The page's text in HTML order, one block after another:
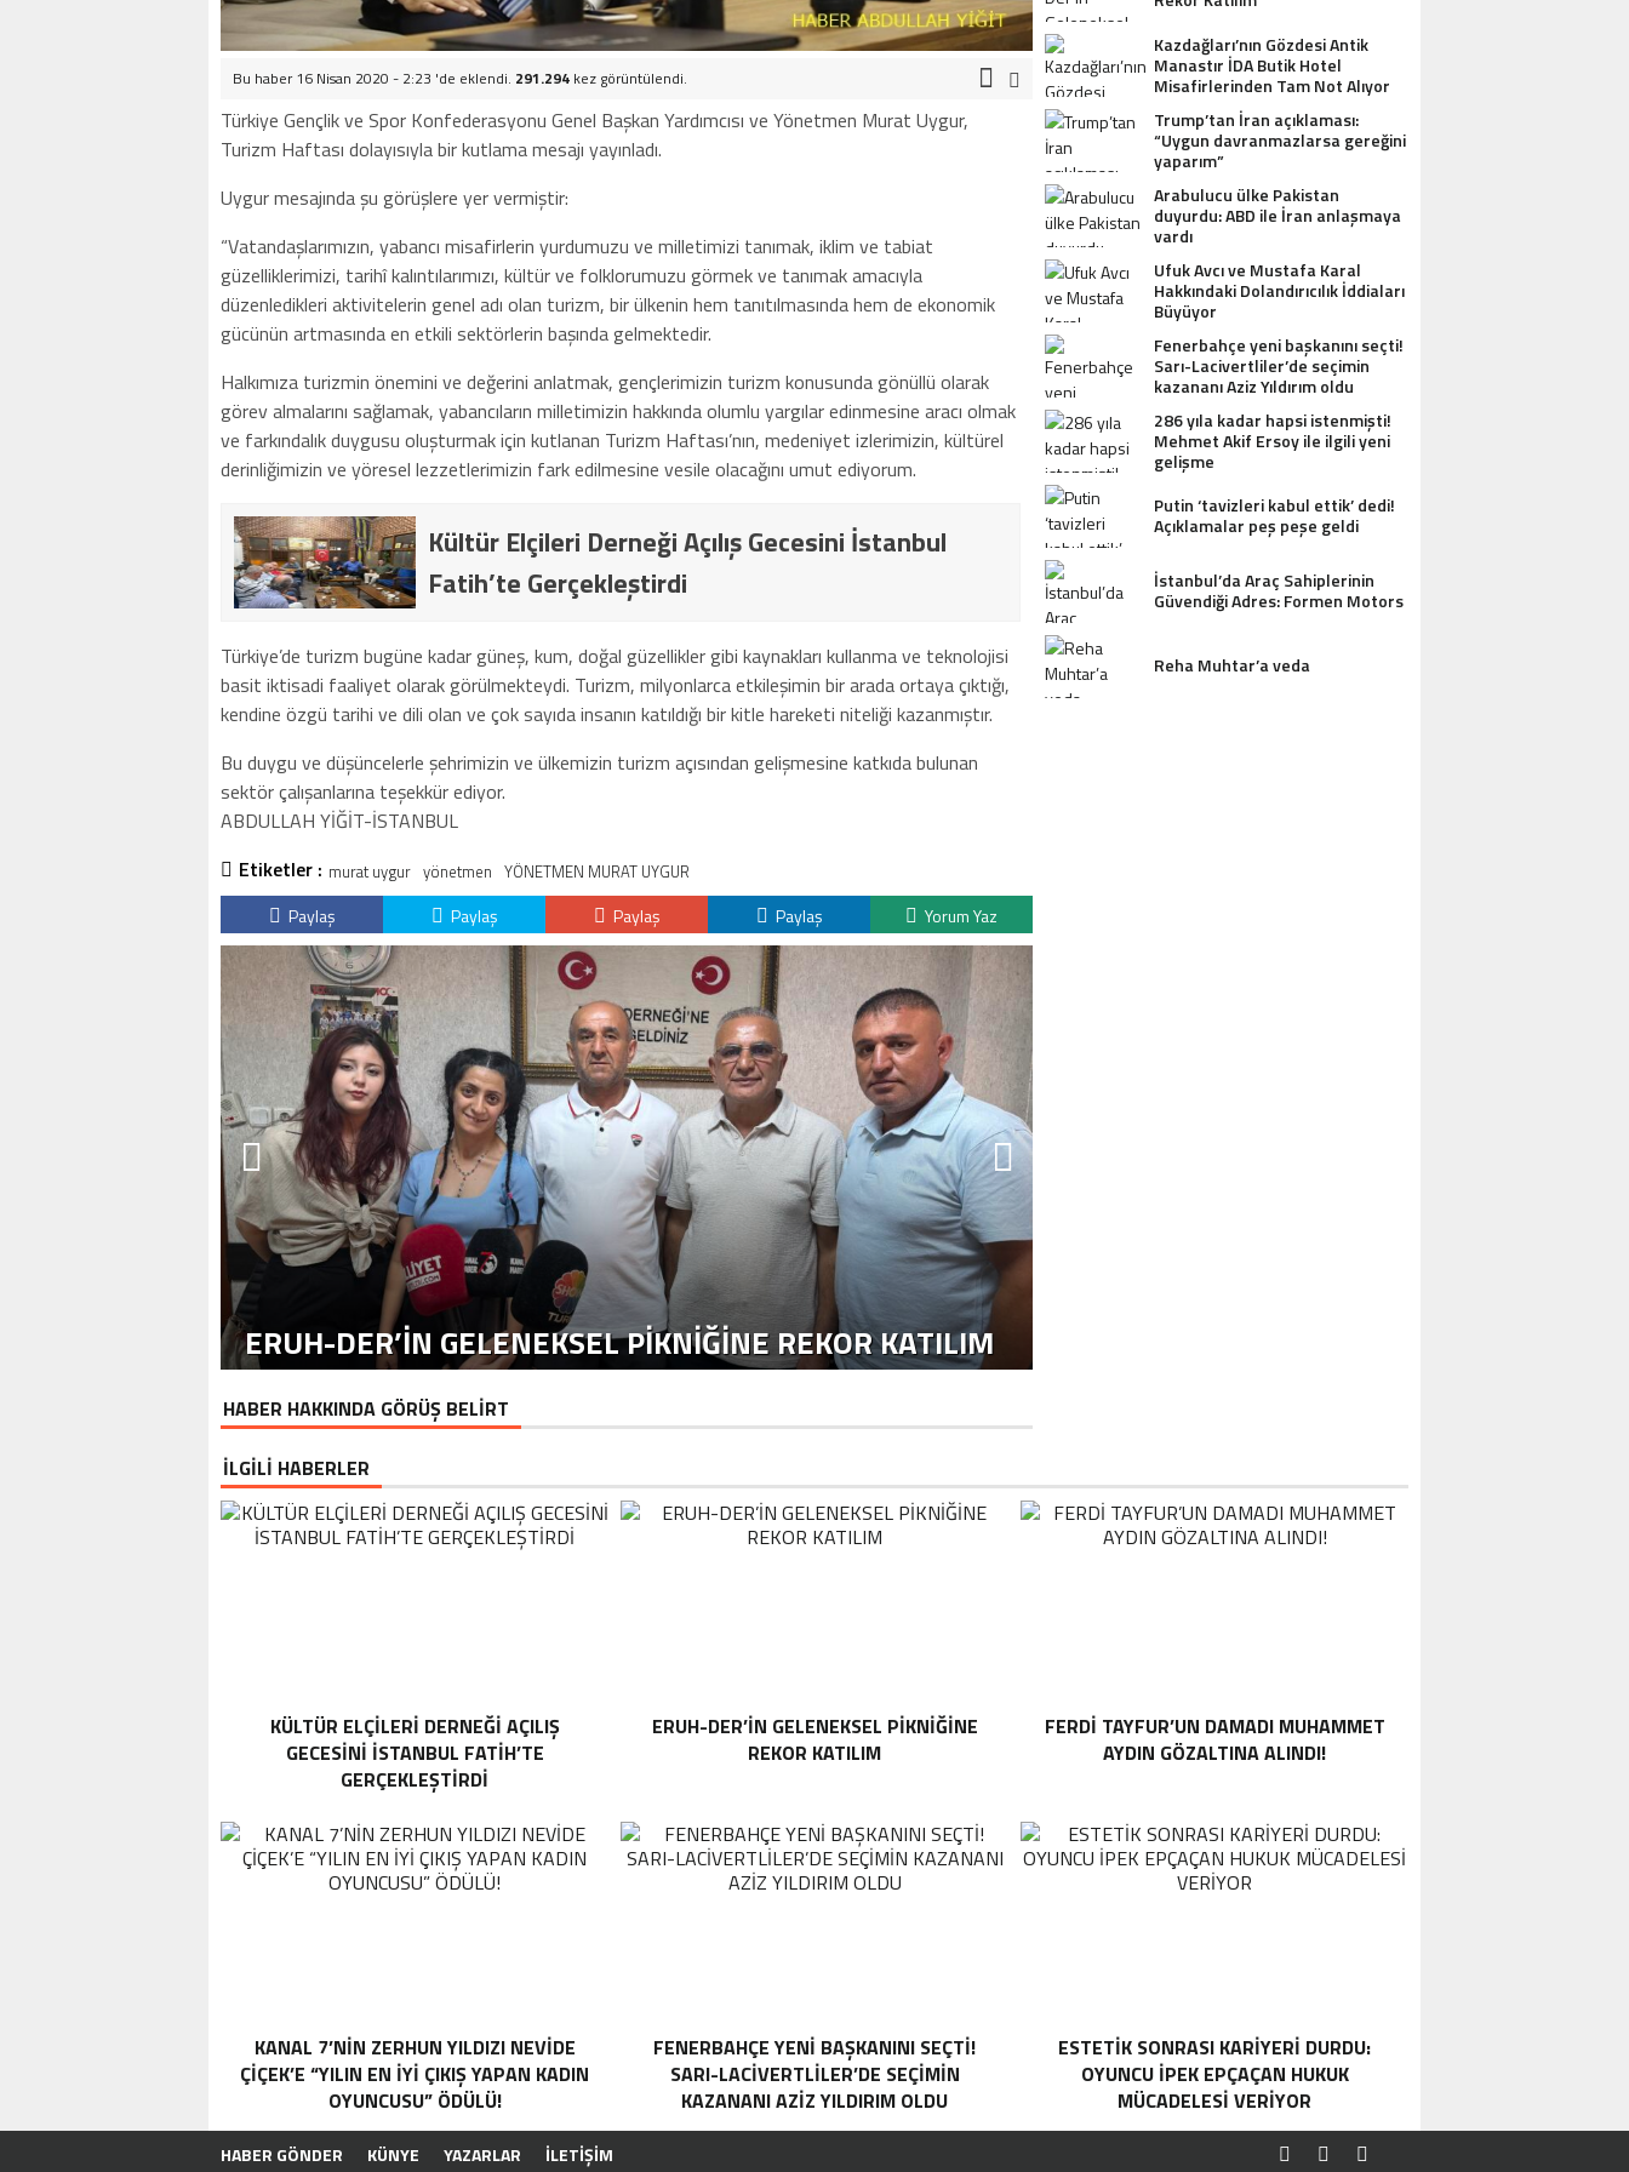
Bu haber 16 Nisan 2020 - 2:23 'de eklendi. 291.294 kez görüntülendi.
Türkiye Gençlik ve Spor Konfederasyonu Genel Başkan Yardımcısı ve Yönetmen Murat Uygur,
Turizm Haftası dolayısıyla bir kutlama mesajı yayınladı.
Uygur mesajında şu görüşlere yer vermiştir:
“Vatandaşlarımızın, yabancı misafirlerin yurdumuzu ve milletimizi tanımak, iklim ve tabiat
güzelliklerimizi, tarihî kalıntılarımızı, kültür ve folklorumuzu görmek ve tanımak amacıyla
düzenledikleri aktivitelerin genel adı olan turizm, bir ülkenin hem tanıtılmasında hem de ekonomik
gücünün artmasında en etkili sektörlerin başında gelmektedir.
Halkımıza turizmin önemini ve değerini anlatmak, gençlerimizin turizm konusunda gönüllü olarak
görev almalarını sağlamak, yabancıların milletimizin hakkında olumlu yargılar edinmesine aracı olmak
ve farkındalık duygusu oluşturmak için kutlanan Turizm Haftası’nın, medeniyet izlerimizin, kültürel
derinliğimizin ve yöresel lezzetlerimizin fark edilmesine vesile olacağını umut ediyorum.
Kültür Elçileri Derneği Açılış Gecesini İstanbul
Fatih’te Gerçekleştirdi
Türkiye’de turizm bugüne kadar güneş, kum, doğal güzellikler gibi kaynakları kullanma ve teknolojisi
basit iktisadi faaliyet olarak görülmekteydi. Turizm, milyonlarca etkileşimin bir arada ortaya çıktığı,
kendine özgü tarihi ve dili olan ve çok sayıda insanın katıldığı bir kitle hareketi niteliği kazanmıştır.
Bu duygu ve düşüncelerle şehrimizin ve ülkemizin turizm açısından gelişmesine katkıda bulunan
sektör çalışanlarına teşekkür ediyor.
ABDULLAH YİĞİT-İSTANBUL
Etiketler : murat uygur yönetmen YÖNETMEN MURAT UYGUR
Paylaş Paylaş Paylaş Paylaş Yorum Yaz
ERUH-DER’IN GELENEKSEL PIKNIĞINE REKOR KATILIM
HABER HAKKINDA GÖRÜŞ BELİRT
Kazdağları’nın Gözdesi Antik
Manastır İDA Butik Hotel
Misafirlerinden Tam Not Alıyor
Trump’tan İran açıklaması:
“Uygun davranmazlarsa gereğini
yaparım”
Arabulucu ülke Pakistan
duyurdu: ABD ile İran anlaşmaya
vardı
Ufuk Avcı ve Mustafa Karal
Hakkındaki Dolandırıcılık İddiaları
Büyüyor
Fenerbahçe yeni başkanını seçti!
Sarı-Lacivertliler’de seçimin
kazananı Aziz Yıldırım oldu
286 yıla kadar hapsi istenmişti!
Mehmet Akif Ersoy ile ilgili yeni
gelişme
Putin ‘tavizleri kabul ettik’ dedi!
Açıklamalar peş peşe geldi
İstanbul’da Araç Sahiplerinin
Güvendiği Adres: Formen Motors
Reha Muhtar’a veda
İLGİLİ HABERLER
KÜLTÜR ELÇILERI DERNEĞI AÇILIŞ
GECESINI İSTANBUL FATIH’TE
GERÇEKLEŞTIRDI
ERUH-DER’IN GELENEKSEL PIKNIĞINE
REKOR KATILIM
FERDI TAYFUR’UN DAMADI MUHAMMET
AYDIN GÖZALTINA ALINDI!
KANAL 7’NİN ZERHUN YILDIZI NEVİDE
ÇİÇEK’E “YILIN EN İYİ ÇIKIŞ YAPAN KADIN
OYUNCUSU” ÖDÜLÜ!
FENERBAHÇE YENI BAŞKANINI SEÇTI!
SARI-LACIVERTLILER’DE SEÇIMIN
KAZANANI AZIZ YILDIRIM OLDU
ESTETIK SONRASI KARIYERI DURDU:
OYUNCU İPEK EPÇAÇAN HUKUK
MÜCADELESI VERIYOR
HABER GÖNDER KÜNYE YAZARLAR İLETIŞIM